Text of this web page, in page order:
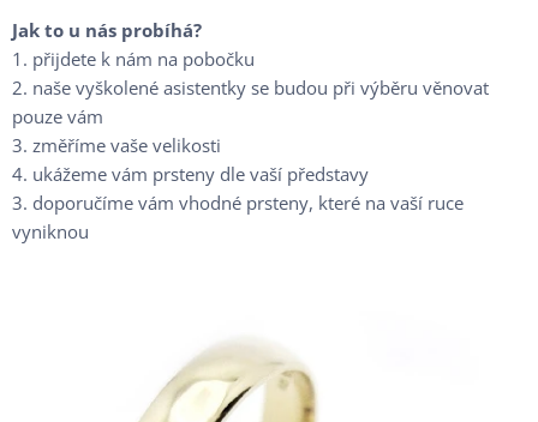
Jak to u nás probíhá?
1. přijdete k nám na pobočku
2. naše vyškolené asistentky se budou při výběru věnovat
pouze vám
3. změříme vaše velikosti
4. ukážeme vám prsteny dle vaší představy
3. doporučíme vám vhodné prsteny, které na vaší ruce
vyniknou